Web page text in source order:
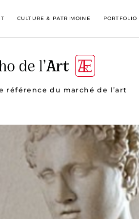
CULTURE & PATRIMOINE PORTFOLIO
référence du marché de l’art